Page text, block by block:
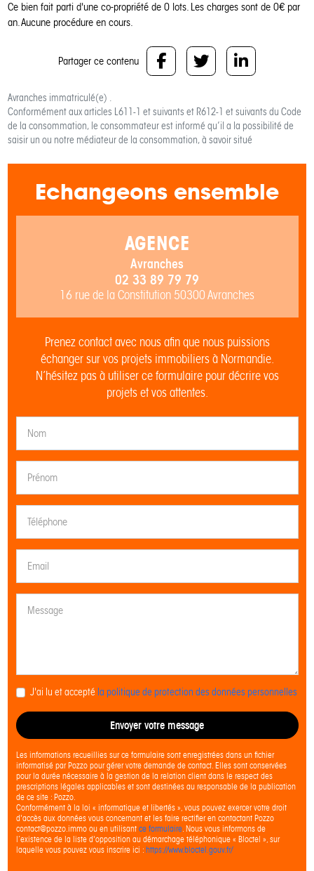
Ce bien fait parti d'une co-propriété de 0 lots. Les charges sont de 0€ par
an.Aucune procédure en cours.
Partager ce contenu
Avranches immatriculé(e) .
Conformément aux articles L611-1 et suivants et R612-1 et suivants du Code
de la consommation, le consommateur est informé qu’il a la possibilité de
saisir un ou notre médiateur de la consommation, à savoir situé
Echangeons ensemble
AGENCE
Avranches
02 33 89 79 79
16 rue de la Constitution 50300 Avranches
Prenez contact avec nous afin que nous puissions
échanger sur vos projets immobiliers à Normandie.
N’hésitez pas à utiliser ce formulaire pour décrire vos
projets et vos attentes.
J'ai lu et accepté la politique de protection des données personnelles
Envoyer votre message
Les informations recueillies sur ce formulaire sont enregistrées dans un fichier
informatisé par Pozzo pour gérer votre demande de contact. Elles sont conservées
pour la durée nécessaire à la gestion de la relation client dans le respect des
prescriptions légales applicables et sont destinées au responsable de la publication
de ce site : Pozzo.
Conformément à la loi « informatique et libertés », vous pouvez exercer votre droit
d'accès aux données vous concernant et les faire rectifier en contactant Pozzo
contact@pozzo.immo ou en utilisant ce formulaire. Nous vous informons de
l’existence de la liste d'opposition au démarchage téléphonique « Bloctel », sur
laquelle vous pouvez vous inscrire ici : https://www.bloctel.gouv.fr/